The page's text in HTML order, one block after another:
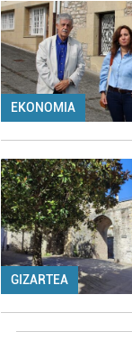
EKONOMIA
GIZARTEA